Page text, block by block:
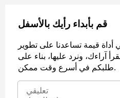
قم بأبداء رأيك بالأسفل
أداة قيمة تساعدنا على تطوير
ونرد عليها، بناء على
طلبكم في أسرع وقت ممكن.